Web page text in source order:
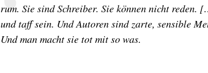
rum. Sie sind Schreiber. Sie können nicht reden.
und taff sein. Und Autoren sind zarte, sensible
Und man macht sie tot mit so was.